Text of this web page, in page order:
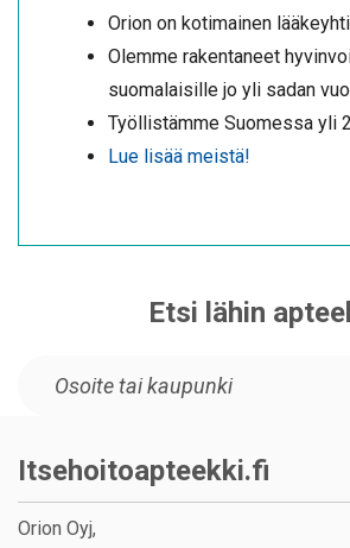
Orion on kotimainen
Olemme rakentaneet
suomalaisille jo yli sadan
Työllistämme Suomessa yli
Lue lisää meistä!
Etsi lähin
Itsehoitoapteekki.fi
Orion Oyj,